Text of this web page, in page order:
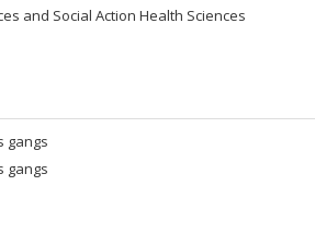
and Social Action Health Sciences
gangs
gangs